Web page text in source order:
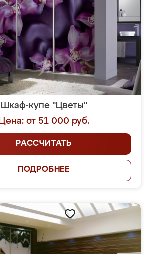
Шкаф-купе "Цветы"
Цена: от 51 000 руб.
РАССЧИТАТЬ
ПОДРОБНЕЕ